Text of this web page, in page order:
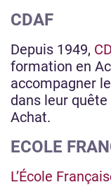
CDAF
Depuis 1949,
formation en
accompagner
dans leur
Achat.
ECOLE
L’École